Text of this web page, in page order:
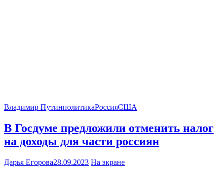
Владимир ПутинполитикаРоссияСША
В Госдуме предложили отменить налог
на доходы для части россиян
Дарья Егорова28.09.2023 На экране